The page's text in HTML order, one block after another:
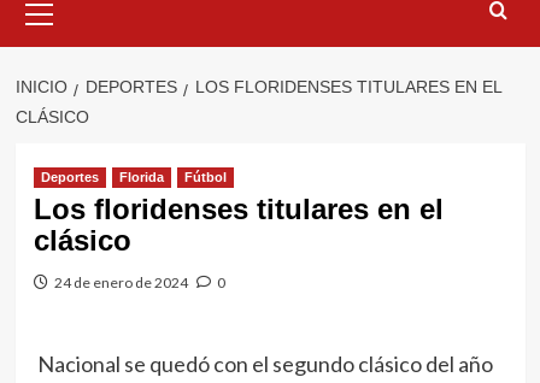
primario
INICIO DEPORTES
LOS FLORIDENSES TITULARES EN EL
CLÁSICO
Deportes Florida Fútbol
Los floridenses titulares en el
clásico
24 de enero de 2024 0
Nacional se quedó con el segundo clásico del año